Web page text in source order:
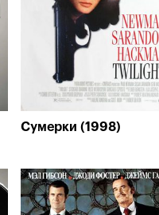
Сумерки (1998)